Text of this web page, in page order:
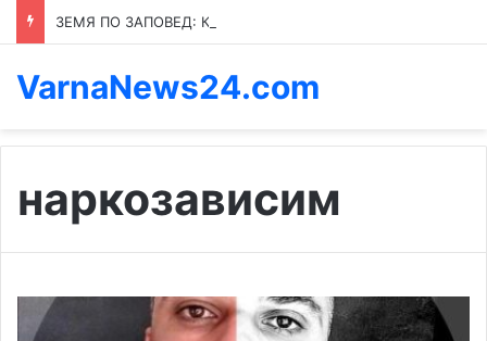
VarnaNews24.com
наркозависим